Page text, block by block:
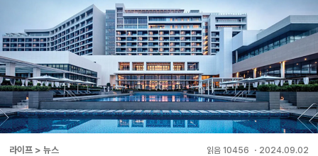
라이프 > 뉴스 읽음 10456 ・ 2024.09.02